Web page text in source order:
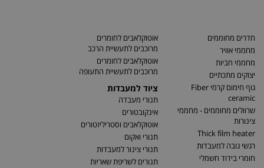
חדרים מחוממים
מחממי אוויר
מחממי חביות
יצוקים מתכתיים
גוף חימום קרמי Fiber
ceramic
שרוולים מחוממים - מחממי
צינורות
Thick film heater
רגשי גובה למעבדות
חומרי בידוד חשמלי
אוטוקלאבים לחומרים
מרוכבים לתעשיית הרכב
אוטוקלאבים לחומרים
מרוכבים לתעשיית התעופה
ציוד למעבדות
תנורי מעבדה
אינקובטורים
אוטוקלאבים וסטריליזטורים
תנורי ואקום
תנורי צינור למעבדות
תנורים לשריפת שאריות